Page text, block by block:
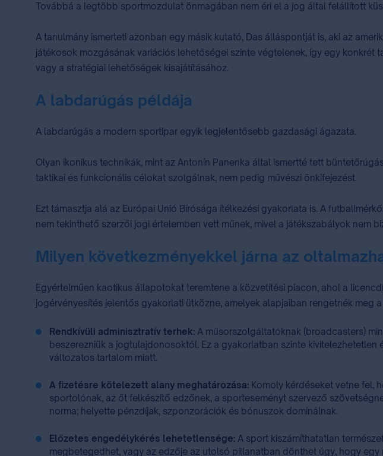
Továbbá a legtöbb sportmozdulat önmagában nem éri el a jog által felállított
A tanulmány ismerteti azonban egy másik kutató, Das álláspontját is, aki az
játékosok mozgásának variációs lehetőségei szinte végtelenek, így egy
vagy a stratégiai lehetőségek kisajátításához.
A labdarúgás példája
A labdarúgás a modern sportipar egyik legjelentősebb gazdasági ágazata.
Olyan ikonikus technikák, mint az Antonín Panenka által ismertté tett
taktikai és funkcionális célokat szolgálnak, nem pedig művészi önkifejezést.
Ezt támasztja alá az Európai Unió Bírósága ítélkezési gyakorlata is. A
nem tekinthető szerzői jogi értelemben vett műnek, mivel a játékszabályok nem
Milyen következményekkel járna az
Egyértelműen kaotikus állapotokat teremtene a közvetítési piacon, ahol a
jogérvényesítés jelentős gyakorlati ütközne, amelyek alapjaiban rengetnék meg
Rendkívüli adminisztratív terhek: A műsorszolgáltatóknak (broadcasters)
beszerezniük a jogtulajdonosoktól. Ez a gyakorlatban szinte
változatos tartalom miatt.
A fizetésre kötelezett alany meghatározása: Komoly kérdéseket vetne fel,
sportolónak, az őt felkészítő edzőnek, a sporteseményt szervező
norma; helyette pénzdíjak, szponzorációk és bónuszok dominálnak.
Előzetes engedélykérés lehetetlensége: A sport kiszámíthatatlan
megbetegedhet, vagy az edzője az utolsó pillanatban dönthet úgy, hogy